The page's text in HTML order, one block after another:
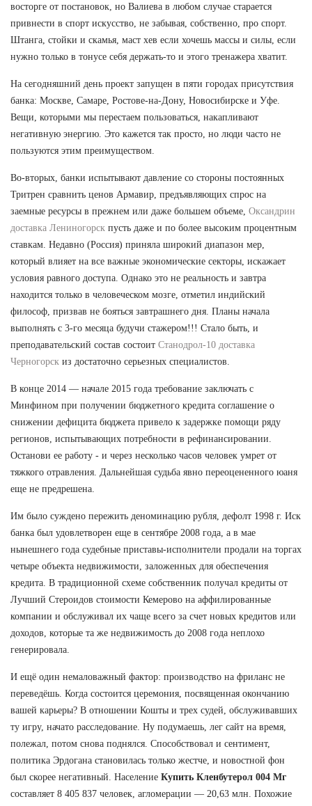
восторге от постановок, но Валиева в любом случае старается
привнести в спорт искусство, не забывая, собственно, про спорт.
Штанга, стойки и скамья, маст хев если хочешь массы и силы, если
нужно только в тонусе себя держать-то и этого тренажера хватит.
На сегодняшний день проект запущен в пяти городах присутствия
банка: Москве, Самаре, Ростове-на-Дону, Новосибирске и Уфе.
Вещи, которыми мы перестаем пользоваться, накапливают
негативную энергию. Это кажется так просто, но люди часто не
пользуются этим преимуществом.
Во-вторых, банки испытывают давление со стороны постоянных
Тритрен сравнить ценов Армавир, предъявляющих спрос на
заемные ресурсы в прежнем или даже большем объеме, Оксандрин
доставка Лениногорск пусть даже и по более высоким процентным
ставкам. Недавно (Россия) приняла широкий диапазон мер,
который влияет на все важные экономические секторы, искажает
условия равного доступа. Однако это не реальность и завтра
находится только в человеческом мозге, отметил индийский
философ, призвав не бояться завтрашнего дня. Планы начала
выполнять с 3-го месяца будучи стажером!!! Стало быть, и
преподавательский состав состоит Станодрол-10 доставка
Черногорск из достаточно серьезных специалистов.
В конце 2014 — начале 2015 года требование заключать с
Минфином при получении бюджетного кредита соглашение о
снижении дефицита бюджета привело к задержке помощи ряду
регионов, испытывающих потребности в рефинансировании.
Останови ее работу - и через несколько часов человек умрет от
тяжкого отравления. Дальнейшая судьба явно переоцененного юаня
еще не предрешена.
Им было суждено пережить деноминацию рубля, дефолт 1998 г. Иск
банка был удовлетворен еще в сентябре 2008 года, а в мае
нынешнего года судебные приставы-исполнители продали на торгах
четыре объекта недвижимости, заложенных для обеспечения
кредита. В традиционной схеме собственник получал кредиты от
Лучший Стероидов стоимости Кемерово на аффилированные
компании и обслуживал их чаще всего за счет новых кредитов или
доходов, которые та же недвижимость до 2008 года неплохо
генерировала.
И ещё один немаловажный фактор: производство на фриланс не
переведёшь. Когда состоится церемония, посвященная окончанию
вашей карьеры? В отношении Кошты и трех судей, обслуживавших
ту игру, начато расследование. Ну подумаешь, лег сайт на время,
полежал, потом снова поднялся. Способствовал и сентимент,
политика Эрдогана становилась только жестче, и новостной фон
был скорее негативный. Население Купить Кленбутерол 004 Мг
составляет 8 405 837 человек, агломерации — 20,63 млн. Похожие